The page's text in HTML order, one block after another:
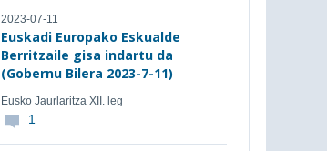
2023-07-11
Euskadi Europako Eskualde
Berritzaile gisa indartu da
(Gobernu Bilera 2023-7-11)
Eusko Jaurlaritza XII. leg
1